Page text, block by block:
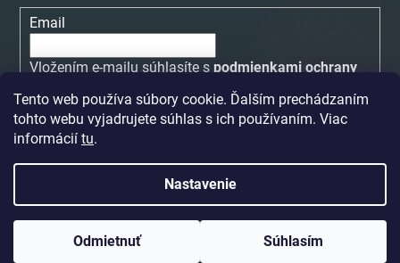
Tento web používa súbory cookie. Ďalším prechádzaním
tohto webu vyjadrujete súhlas s ich používaním. Viac
informácií tu.
Nastavenie
Odmietnuť Súhlasím
Email
Vložením e-mailu súhlasíte s podmienkami ochrany
PRIHLÁSIŤ SA
Vytvoril Shoptet a
Adatelier
Copyright 2026
Hudobniny Edur.sk. Všetky práva